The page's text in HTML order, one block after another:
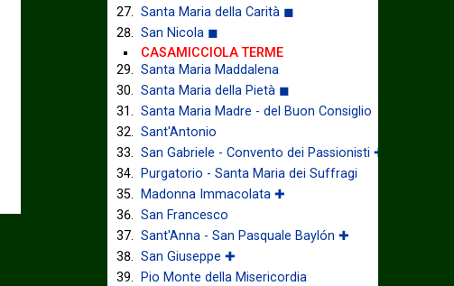
Santa Maria della Carità ◼
San Nicola ◼
CASAMICCIOLA TERME
Santa Maria Maddalena
Santa Maria della Pietà ◼
Santa Maria Madre - del Buon Consiglio
Sant'Antonio
San Gabriele - Convento dei Passionisti ✚
Purgatorio - Santa Maria dei Suffragi
Madonna Immacolata ✚
San Francesco
Sant'Anna - San Pasquale Baylón ✚
San Giuseppe ✚
Pio Monte della Misericordia